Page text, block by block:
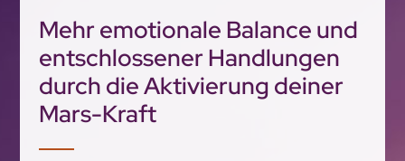
Mehr emotionale Balance und
entschlossener Handlungen
durch die Aktivierung deiner
Mars-Kraft